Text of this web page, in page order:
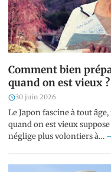
Comment bien
quand on est vieux ?
30 juin 2026
Le Japon fascine à tout
quand on est vieux
néglige plus volontiers à…